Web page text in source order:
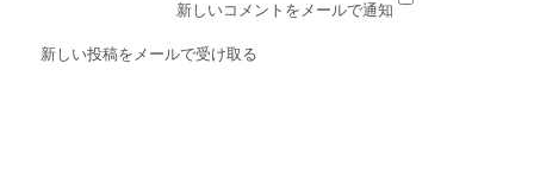
新しいコメントをメールで通知
新しい投稿をメールで受け取る